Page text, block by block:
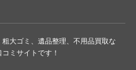
大ゴミ、遺品整理、不用品買取な
ミサイトです！